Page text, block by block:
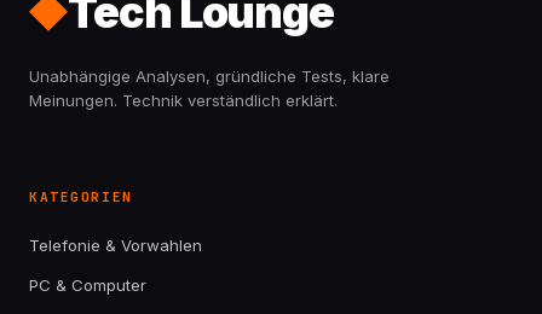
Tech Lounge
Unabhängige Analysen, gründliche Tests, klare
Meinungen. Technik verständlich erklärt.
KATEGORIEN
Telefonie & Vorwahlen
PC & Computer